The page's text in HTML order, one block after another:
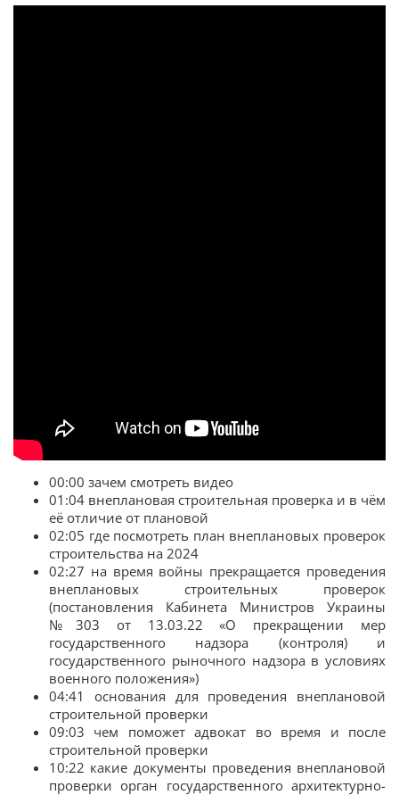
00:00 зачем смотреть видео
01:04 внеплановая строительная проверка и в чём
её отличие от плановой
02:05 где посмотреть план внеплановых проверок
строительства на 2024
02:27 на время войны прекращается проведения
внеплановых строительных проверок
(постановления Кабинета Министров Украины
№303 от 13.03.22 «О прекращении мер
государственного надзора (контроля) и
государственного рыночного надзора в условиях
военного положения»)
04:41 основания для проведения внеплановой
строительной проверки
09:03 чем поможет адвокат во время и после
строительной проверки
10:22 какие документы проведения внеплановой
проверки орган государственного архитектурно-